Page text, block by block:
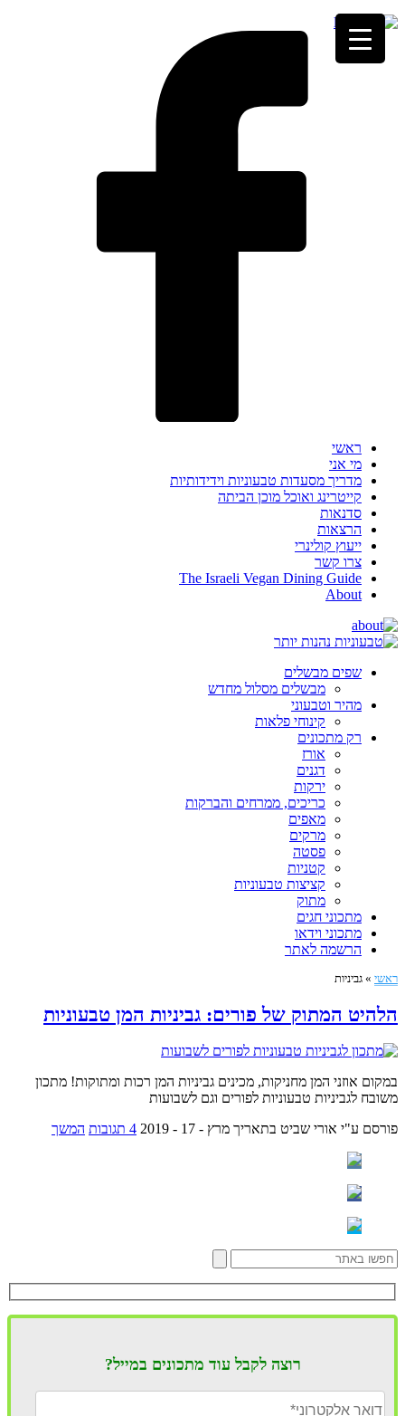
ראשי
מי אני
מדריך מסעדות טבעוניות וידידותיות
קייטרינג ואוכל מוכן הביתה
סדנאות
הרצאות
ייעוץ קולינרי
צרו קשר
The Israeli Vegan Dining Guide
About
שפים מבשלים
מבשלים מסלול מחדש
מהיר וטבעוני
קינוחי פלאות
רק מתכונים
אורז
דגנים
ירקות
כריכים, ממרחים והברקות
מאפים
מרקים
פסטה
קטניות
קציצות טבעוניות
מתוק
מתכוני חגים
מתכוני וידאו
הרשמה לאתר
ראשי » גביניות
הלהיט המתוק של פורים: גביניות המן טבעוניות
במקום אוזני המן מחניקות, מכינים גביניות המן רכות ומתוקות! מתכון
משובח לגביניות טבעוניות לפורים וגם לשבועות
פורסם ע"י אורי שביט בתאריך מרץ - 17 - 2019 4 תגובות המשך
רוצה לקבל עוד מתכונים במייל?